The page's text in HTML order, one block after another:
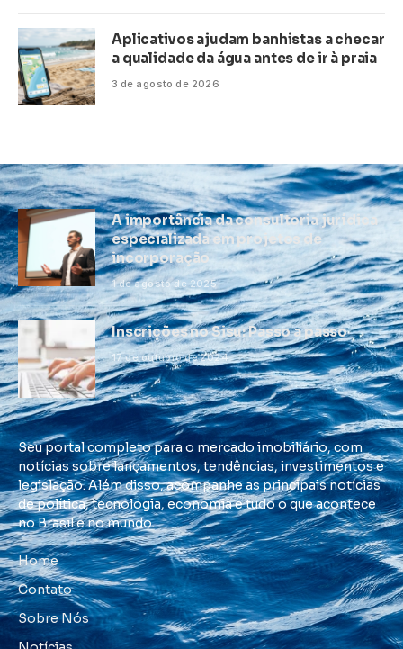
Aplicativos ajudam banhistas a checar
a qualidade da água antes de ir à praia
3 de agosto de 2026
A importância da consultoria jurídica
especializada em projetos de
incorporação
1 de agosto de 2025
Inscrições no Sisu: Passo a passo
17 de outubro de 2024
Seu portal completo para o mercado imobiliário, com
notícias sobre lançamentos, tendências, investimentos e
legislação. Além disso, acompanhe as principais notícias
de política, tecnologia, economia e tudo o que acontece
no Brasil e no mundo.
Home
Contato
Sobre Nós